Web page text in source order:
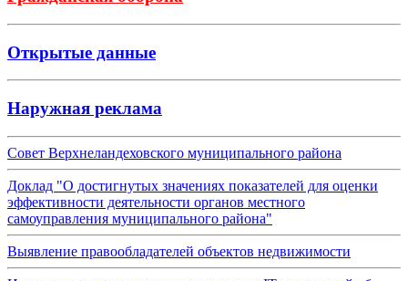
Открытые данные
Наружная реклама
Совет Верхнеландеховского муниципального района
Доклад "О достигнутых значениях показателей для оценки
эффективности деятельности органов местного
самоуправления муниципального района"
Выявление правообладателей объектов недвижимости